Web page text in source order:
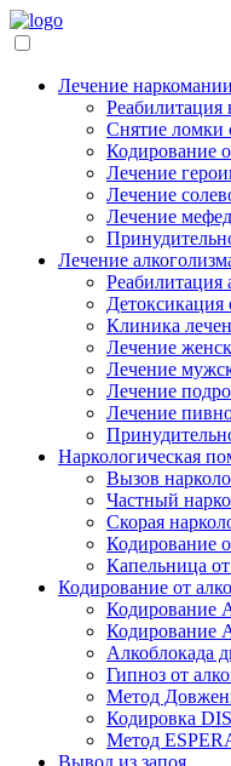
Лечение наркомании
Реабилитация
Снятие ломки
Кодирование
Лечение
Лечение
Лечение
Лечение
Реабилитация
Детоксикация
Клиника
Лечение
Лечение
Лечение
Лечение
Наркологическая
Вызов
Частный
Скорая
Кодирование
Капельница
Кодирование от
Кодирование
Кодирование
Алкоблокада
Гипноз от
Метод
Кодировка
Метод
Вывод из запоя